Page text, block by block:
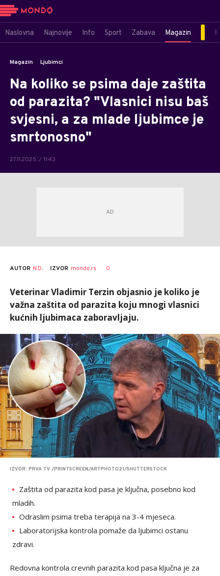
Naslovna Najnovije Info Sport Zabava Magazin
Magazin Ljubimci
Na koliko se psima daje zaštita
od parazita? "Vlasnici nisu baš
svjesni, a za mlade ljubimce je
smrtonosno"
27.11.2025. / 11:43
AUTOR N.D. IZVOR mondo.rs 0
Veterinar Vladimir Terzin objasnio je koliko je
važna zaštita od parazita koju mnogi vlasnici
kućnih ljubimaca zaboravljaju.
IZVOR: PRVA TV /PRINTSCREEN/ARTPHOTO21/SHUTTERSTOCK
Zaštita od parazita kod pasa je ključna, posebno kod
mladih.
Odraslim psima treba terapija na 3-4 mjeseca.
Laboratorijska kontrola pomaže da ljubimci ostanu
zdravi.
Redovna kontrola crevnih parazita kod pasa ključna je za